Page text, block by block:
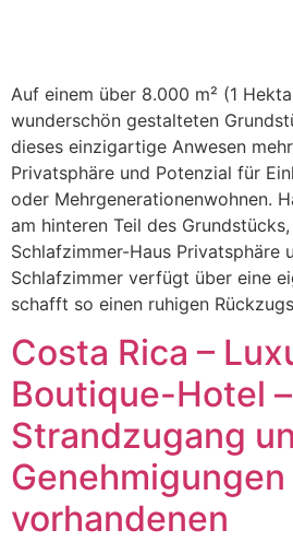
Auf einem über 8.000 m² (1
wunderschön gestalteten
dieses einzigartige Anwesen
Privatsphäre und Potenzial für
oder Mehrgenerationenwohnen.
am hinteren Teil des
Schlafzimmer-Haus Privatsphäre
Schlafzimmer verfügt über eine
schafft so einen ruhigen
Costa Rica –
Boutique-Hotel
Strandzugang
Genehmigungen
vorhandenen